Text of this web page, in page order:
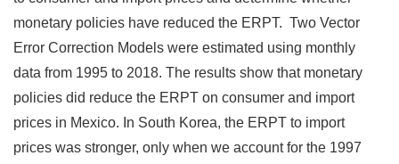
monetary policies have reduced the ERPT. Two Vector
Error Correction Models were estimated using monthly
data from 1995 to 2018. The results show that monetary
policies did reduce the ERPT on consumer and import
prices in Mexico. In South Korea, the ERPT to import
prices was stronger, only when we account for the 1997